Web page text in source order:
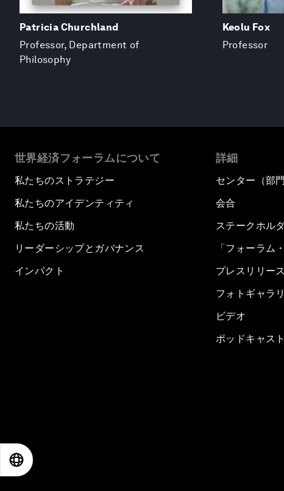
Patricia Churchland
Professor, Department of
Philosophy
Keolu Fox
Professor
世界経済フォーラムについて
私たちのストラテジー
私たちのアイデンティティ
私たちの活動
リーダーシップとガバナンス
インパクト
詳細
センター（部門
会合
ステークホル
「フォーラム
プレスリリース
フォトギャラ
ビデオ
ポッドキャスト